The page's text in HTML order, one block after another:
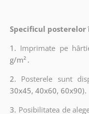
Specificul posterelor
1. Imprimate pe
g/m² .
2. Posterele sunt
30x45, 40x60, 60x90).
3. Posibilitatea de